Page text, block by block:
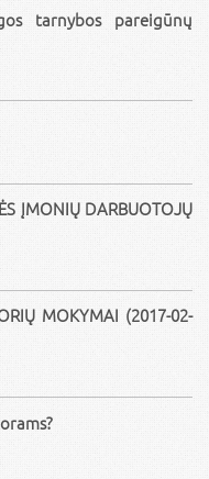
tarnybos pareigūnų
ĮMONIŲ DARBUOTOJŲ
MOKYMAI (2017-02-